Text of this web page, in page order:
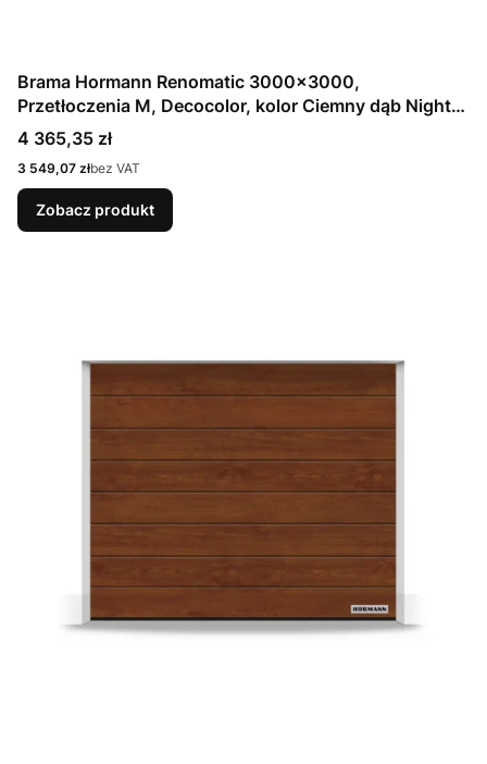
Brama Hormann Renomatic 3000x3000,
Przetłoczenia M, Decocolor, kolor Ciemny dąb Night
Oak + Prowadzenie N
Cena
4 365,35 zł
Cena
3 549,07 złbez VAT
Zobacz produkt